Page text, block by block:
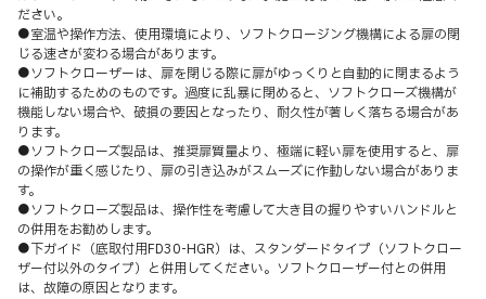
ださい。
●室温や操作方法、使用環境により、ソフトクロージング機構による扉の閉
じる速さが変わる場合があります。
●ソフトクローザーは、扉を閉じる際に扉がゆっくりと自動的に閉まるよう
に補助するためのものです。過度に乱暴に閉めると、ソフトクローズ機構が
機能しない場合や、破損の要因となったり、耐久性が著しく落ちる場合があ
ります。
●ソフトクローズ製品は、推奨扉質量より、極端に軽い扉を使用すると、扉
の操作が重く感じたり、扉の引き込みがスムーズに作動しない場合がありま
す。
●ソフトクローズ製品は、操作性を考慮して大き目の握りやすいハンドルと
の併用をお勧めします。
●下ガイド（底取付用FD30-HGR）は、スタンダードタイプ（ソフトクロー
ザー付以外のタイプ）と併用してください。ソフトクローザー付との併用
は、故障の原因となります。